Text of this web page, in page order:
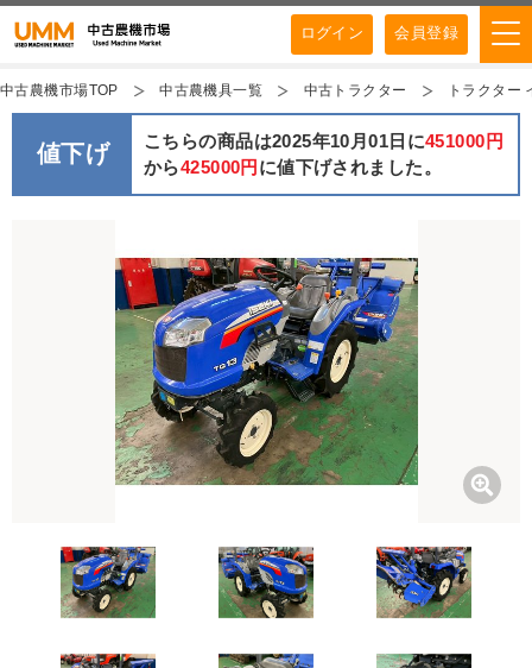
ログイン 会員登録
中古農機市場TOP 中古農機具一覧 中古トラクター トラクター
値下げ こちらの商品は2025年10月01日に451000円
から425000円 に値下げされました。